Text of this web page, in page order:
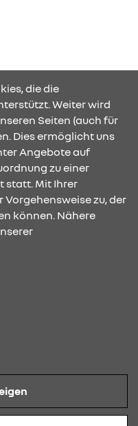
die die
Weiter wird
Seiten (auch für
Dies ermöglicht uns
Angebote auf
zu einer
statt. Mit Ihrer
zu, der
können. Nähere